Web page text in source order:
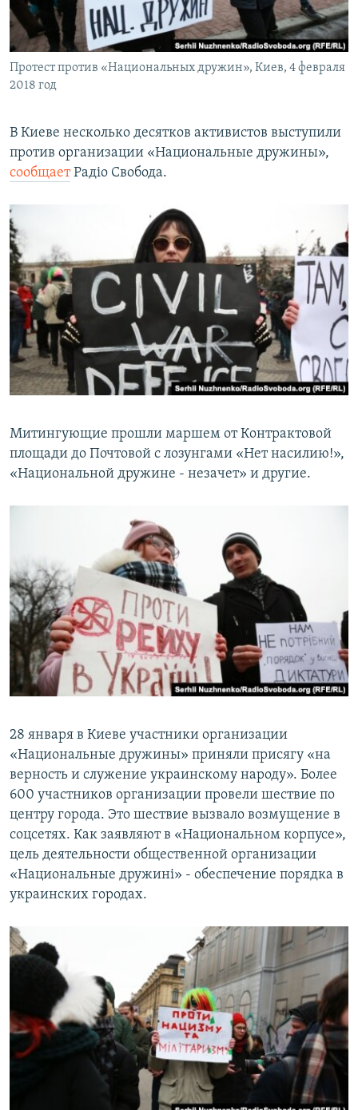
ПОБЕДИТЕЛЕЙ НЕ СУДЯТ?
КРЫМ.НЕПОКОРЕННЫЙ
ELIFBE
ПРИСОЕДИНЯЙТЕСЬ!
Протест против «Национальных дружин», Киев, 4 февраля
2018 год
В Киеве несколько десятков активистов выступили
против организации «Национальные дружины»,
сообщаетРадіо Свобода.
Митингующие прошли маршем от Контрактовой
площади до Почтовой с лозунгами «Нет насилию!»,
«Национальной дружине - незачет» и другие.
28 января в Киеве участники организации
«Национальные дружины» приняли присягу «на
верность и служение украинскому народу». Более
600 участников организации провели шествие по
центру города. Это шествие вызвало возмущение в
соцсетях. Как заявляют в «Национальном корпусе»,
цель деятельности общественной организации
«Национальные дружині» - обеспечение порядка в
украинских городах.